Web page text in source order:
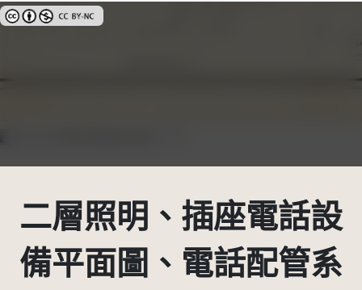
創用CC姓名標示-非商業性 3.0 台灣及其後版本(CC BY-NC 3.0 TW +)
二層照明、插座電話設
備平面圖、電話配管系